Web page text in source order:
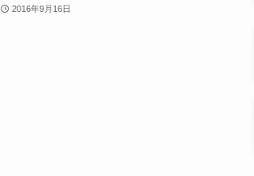
2016年9月16日